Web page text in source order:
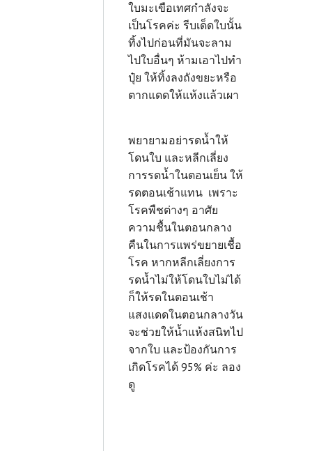
ใบมะเขือเทศกำลังจะ
เป็นโรคค่ะ รีบเด็ดใบนั้น
ทิ้งไปก่อนที่มันจะลาม
ไปใบอื่นๆ ห้ามเอาไปทำ
ปุ๋ย ให้ทิ้งลงถังขยะหรือ
ตากแดดให้แห้งแล้วเผา
พยายามอย่ารดน้ำให้
โดนใบ และหลีกเลี่ยง
การรดน้ำในตอนเย็น ให้
รดตอนเช้าแทน เพราะ
โรคพืชต่างๆ อาศัย
ความชื้นในตอนกลาง
คืนในการแพร่ขยายเชื้อ
โรค หากหลีกเลี่ยงการ
รดน้ำไม่ให้โดนใบไม่ได้
ก็ให้รดในตอนเช้า
แสงแดดในตอนกลางวัน
จะช่วยให้น้ำแห้งสนิทไป
จากใบ และป้องกันการ
เกิดโรคได้ 95% ค่ะ ลอง
ดู